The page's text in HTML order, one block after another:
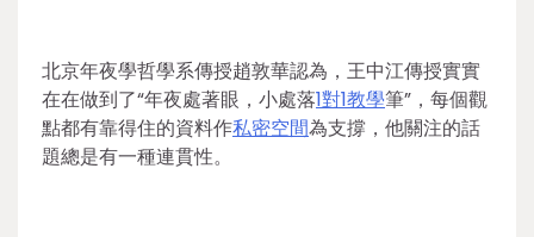
北京年夜學哲學系傳授趙敦華認為，王中江傳授實實
在在做到了“年夜處著眼，小處落1對1教學筆”，每個觀
點都有靠得住的資料作私密空間為支撐，他關注的話
題總是有一種連貫性。